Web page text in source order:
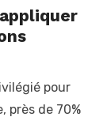
pour
près de 70%